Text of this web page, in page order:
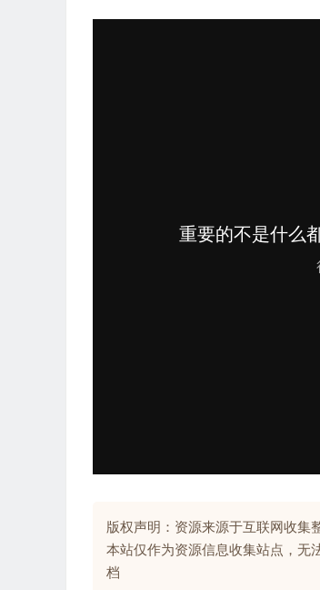
版权声明：资源来源于互联网收集
本站仅作为资源信息收集站点，无
档